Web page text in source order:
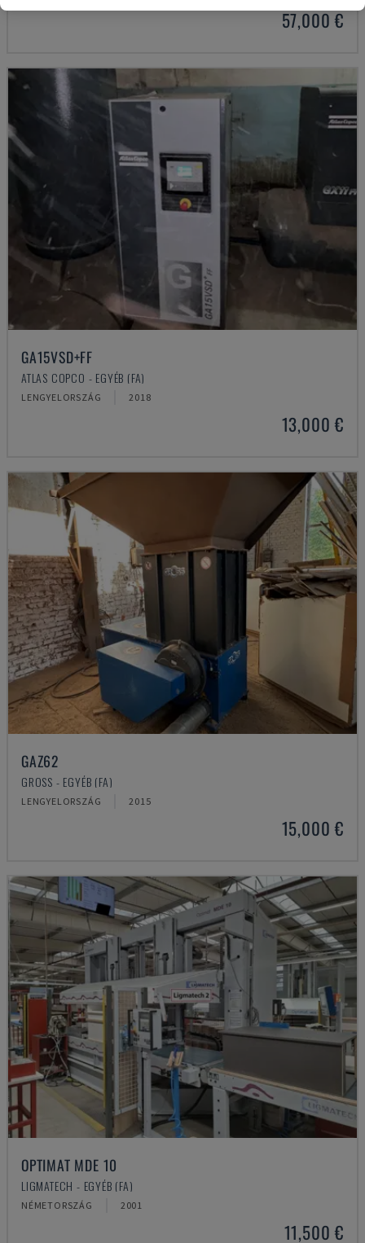
57,000 €
GA15VSD+FF
ATLAS COPCO - EGYÉB (FA)
LENGYELORSZÁG 2018
13,000 €
GAZ62
GROSS - EGYÉB (FA)
LENGYELORSZÁG 2015
15,000 €
OPTIMAT MDE 10
LIGMATECH - EGYÉB (FA)
NÉMETORSZÁG 2001
11,500 €